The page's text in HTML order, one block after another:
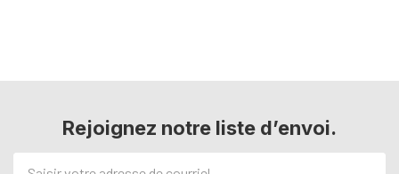
Rejoignez notre liste d’envoi.